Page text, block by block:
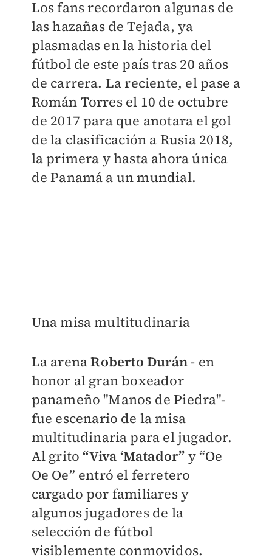
Los fans recordaron algunas de
las hazañas de Tejada, ya
plasmadas en la historia del
fútbol de este país tras 20 años
de carrera. La reciente, el pase a
Román Torres el 10 de octubre
de 2017 para que anotara el gol
de la clasificación a Rusia 2018,
la primera y hasta ahora única
de Panamá a un mundial.
Una misa multitudinaria
La arenaRoberto Durán- en
honor al gran boxeador
panameño "Manos de Piedra"-
fue escenario de la misa
multitudinaria para el jugador.
Al grito“Viva ‘Matador” y “Oe
Oe Oe” entró el ferretero
cargado por familiares y
algunos jugadores de la
selección de fútbol
visiblemente conmovidos.